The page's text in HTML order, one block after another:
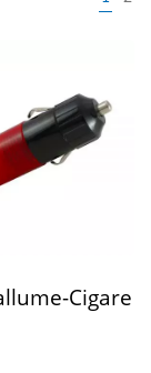
Cigare